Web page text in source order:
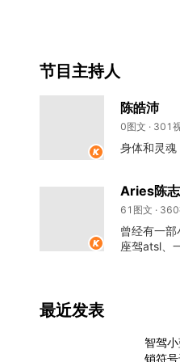
节目主持人
陈皓沛
0图文 · 301
身体和灵魂
Aries陈
61图文 ·
曾经有一
座驾atsl、
最近发表
智驾
销符